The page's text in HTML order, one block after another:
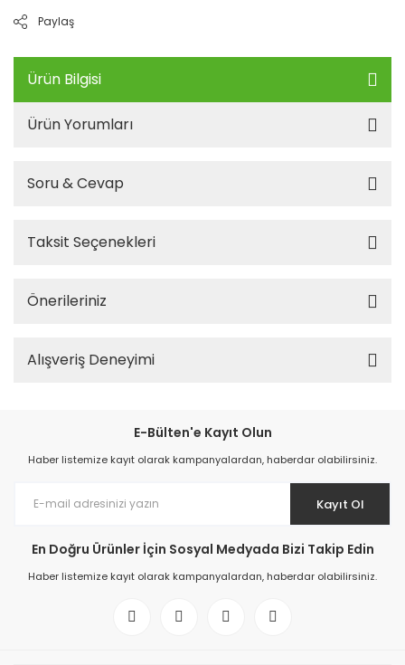
Paylaş
Ürün Bilgisi
Ürün Yorumları
Soru & Cevap
Taksit Seçenekleri
Önerileriniz
Alışveriş Deneyimi
E-Bülten'e Kayıt Olun
Haber listemize kayıt olarak kampanyalardan, haberdar olabilirsiniz.
Kayıt Ol
En Doğru Ürünler İçin Sosyal Medyada Bizi Takip Edin
Haber listemize kayıt olarak kampanyalardan, haberdar olabilirsiniz.